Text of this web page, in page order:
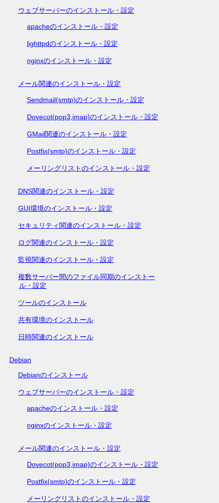
ウェブサーバーのインストール・設定
apacheのインストール・設定
lighttpdのインストール・設定
nginxのインストール・設定
メール関連のインストール・設定
Sendmail(smtp)のインストール・設定
Dovecot(pop3,imap)のインストール・設定
GMail関連のインストール・設定
Postfix(smtp)のインストール・設定
メーリングリストのインストール・設定
DNS関連のインストール・設定
GUI環境のインストール・設定
セキュリティ関連のインストール・設定
ログ関連のインストール・設定
監視関連のインストール・設定
複数サーバー間のファイル同期のインストー
ル・設定
ツールのインストール
共有環境のインストール
日時関連のインストール
Debian
Debianのインストール
ウェブサーバーのインストール・設定
apacheのインストール・設定
nginxのインストール・設定
メール関連のインストール・設定
Dovecot(pop3,imap)のインストール・設定
Postfix(smtp)のインストール・設定
メーリングリストのインストール・設定